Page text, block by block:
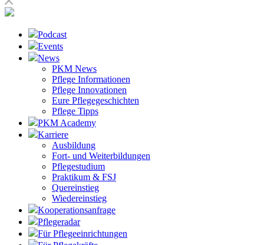
Podcast
Events
News
PKM News
Pflege Informationen
Pflege Innovationen
Eure Pflegegeschichten
Pflege Tipps
PKM Academy
Karriere
Ausbildung
Fort- und Weiterbildungen
Pflegestudium
Praktikum & FSJ
Quereinstieg
Wiedereinstieg
Kooperationsanfrage
Pflegeradar
Für Pflegeeinrichtungen